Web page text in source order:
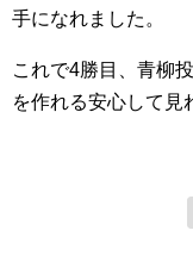
手になれました。
これで4勝目、青柳
を作れる安心して見